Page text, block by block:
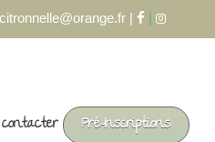
| |
Pré-Inscriptions